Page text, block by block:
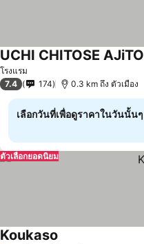
โรงแรม
UCHI CHITOSE AJiTO
7.4 174 0.3 km ถึง ตัวเมือง
เลือกวันที่เพื่อดูราคาในวันนั้นๆ
ตัวเลือกยอดนิยม
Koukaso